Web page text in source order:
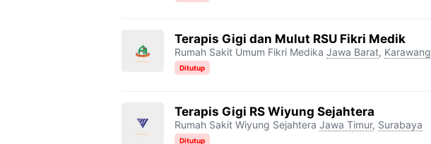
Terapis Gigi dan Mulut RSU Fikri Medik
Rumah Sakit Umum Fikri Medika Jawa Barat, Karawang
Ditutup
Terapis Gigi RS Wiyung Sejahtera
Rumah Sakit Wiyung Sejahtera Jawa Timur, Surabaya
Ditutup